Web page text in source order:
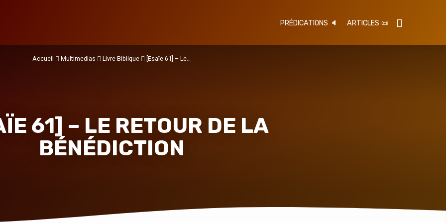
PRÉDICATIONS 🔈 ARTICLES 📜
61] – LE RETOUR DE LA
BÉNÉDICTION
Accueil Multimedias Livre Biblique [Esaïe 61] – Le…